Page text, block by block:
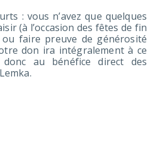
: vous n’avez que quelques
(à l’occasion des fêtes de fin
ou faire preuve de générosité
don ira intégralement à ce
au bénéfice direct des